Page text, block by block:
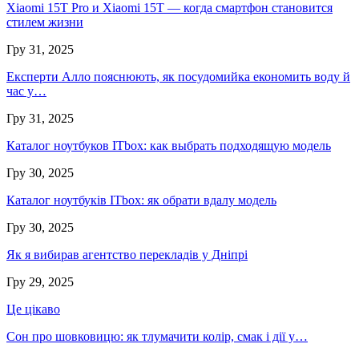
Xiaomi 15T Pro и Xiaomi 15T — когда смартфон становится
стилем жизни
Гру 31, 2025
Експерти Алло пояснюють, як посудомийка економить воду й
час у…
Гру 31, 2025
Каталог ноутбуков ITbox: как выбрать подходящую модель
Гру 30, 2025
Каталог ноутбуків ITbox: як обрати вдалу модель
Гру 30, 2025
Як я вибирав агентство перекладів у Дніпрі
Гру 29, 2025
Це цікаво
Сон про шовковицю: як тлумачити колір, смак і дії у…